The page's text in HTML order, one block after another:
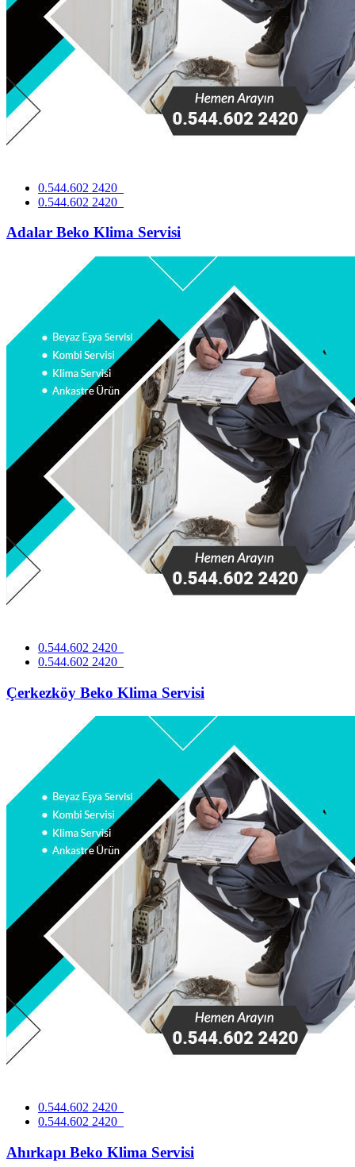
0.544.602 2420
0.544.602 2420
Adalar Beko Klima Servisi
0.544.602 2420
0.544.602 2420
Çerkezköy Beko Klima Servisi
0.544.602 2420
0.544.602 2420
Ahırkapı Beko Klima Servisi